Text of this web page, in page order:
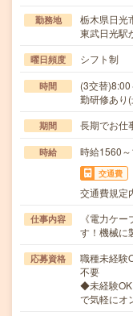
勤務地
栃木県日光
東武日光駅
曜日頻度 シフト制
時間
(3交替
勤研修あ
期間 長期でお仕
時給 時給1560
交通費
交通費規定
仕事内容
《電力ケ
す！機械に
応募資格
職種未経験
不要
◆未経験OK
で気軽に